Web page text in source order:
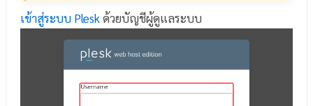
เข้าสู่ระบบ Pleskด้วยบัญชีผู้ดูแลระบบ